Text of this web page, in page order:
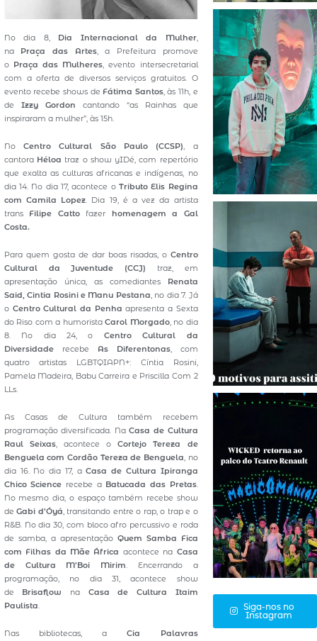
No dia 8, Dia Internacional da Mulher,
na Praça das Artes, a Prefeitura promove
o Praça das Mulheres, evento intersecretarial
com a oferta de diversos serviços gratuitos. O
evento recebe shows de Fátima Santos, às 11h, e
de Izzy Gordon cantando “as Rainhas que
inspiraram a mulher”, às 15h.
NoCentro Cultural São Paulo (CCSP), a
cantora Héloa traz o show yIDé, com repertório
que exalta as culturas africanas e indígenas, no
dia 14. No dia 17, acontece o Tributo Elis Regina
com Camila Lopez. Dia 19, é a vez da artista
trans Filipe Cattofazer homenagem a Gal
Costa.
Para quem gosta de dar boas risadas, o Centro
Cultural da Juventude (CCJ) traz, em
apresentação única, as comediantes
Renata
Said, Cintia Rosini e Manu Pestana, no dia 7. Já
o Centro Cultural da Penha apresenta a Sexta
do Riso com a humoristaCarol Morgado, no dia
8. No dia 24, o Centro Cultural da
Diversidaderecebe As Diferentonas, com
quatro artistas LGBTQIAPN+: Cíntia Rosini,
Pamela Madeira, Babu Carreira e Priscilla Com 2
LLs.
As Casas de Cultura também recebem
programação diversificada. NaCasa de Cultura
Raul Seixas, acontece oCortejo Tereza de
Benguela com Cordão Tereza de Benguela, no
dia 16. No dia 17, aCasa de Cultura Ipiranga
Chico Science recebe a Batucada das Pretas.
No mesmo dia, o espaço também recebe show
deGabi d’Óyá, transitando entre o rap, o trap e o
R&B. No dia 30, com bloco afro percussivo e roda
de samba, a apresentação Quem Samba Fica
com Filhas da Mãe África acontece na Casa
de Cultura M’Boi Mirim. Encerrando a
programação, no dia 31, acontece show
de Brisaflow na Casa de Cultura Itaim
Paulista.
Nas bibliotecas, aCia Palavras
Siga-nos no
Instagram